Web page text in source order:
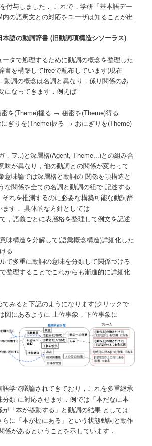
付与しました． これで，学研「基本語デー
内の語釈文との対応をユーザは知ることが出
語の動詞辞書 (旧動詞項構造シソーラス)
ータで処理するために動詞の概念を整理した
書を構築してfreeで配布しています(現在
動詞の概念は名詞と異なり，係り関係のあ
になってきます．例えば
を(Theme)握る → 秘密を(Theme)得る
ぎりを(Theme)握る → おにぎりを(Theme)
，ヲ..)と深層格(Agent, Theme,..)との組み合
味が異なり，他の動詞との関係が変わって
意味論では深層格と動詞の 関係を項構造と
な関係を全ての名詞と動詞の組で 記述する
れを推測するのに必要な構築可能な動詞辞
す． 具体的な方針としては
，語義ごとに表層格を整理して例文を記述
味構造を分解して(語彙概念構造)詳細化した
る
で多重に動詞の意味を分類して関係づける
整理することでこれからも漸進的に詳細化
みると下記のようになります(クリックで
図にあるように 上位事象，下位事象に
学で議論されてきており，これを多重継承
類 に対応させます．例では「本だなに本
「本が移動する」と動詞の結果 としては
に「本が棚にある」という状態動詞と動作
係があるということを示しています．